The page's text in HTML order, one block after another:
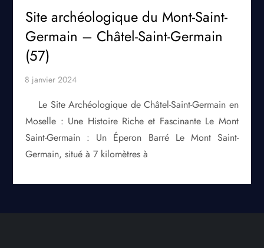
Site archéologique du Mont-Saint-
Germain – Châtel-Saint-Germain
(57)
Le Site Archéologique de Châtel-Saint-Germain en
Moselle : Une Histoire Riche et Fascinante Le Mont
Saint-Germain : Un Éperon Barré Le Mont Saint-
Germain, situé à 7 kilomètres à